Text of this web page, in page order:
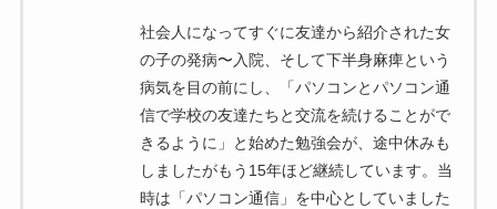
社会人になってすぐに友達から紹介された女
の子の発病〜入院、そして下半身麻痺という
病気を目の前にし、「パソコンとパソコン通
信で学校の友達たちと交流を続けることがで
きるように」と始めた勉強会が、途中休みも
しましたがもう15年ほど継続しています。当
時は「パソコン通信」を中心としていました